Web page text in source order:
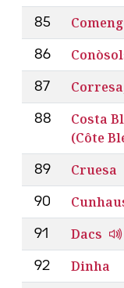
85
86
87
88
Costa
(Côte
89 Cruesa
90
91 Dacs
92 Dinha